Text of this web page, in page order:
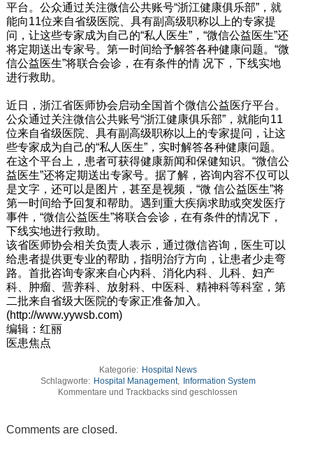
平台。公众通过关注微信公共账号“浙江健康俱乐部”，就
能向11位来自省级医院、具有副高级职称以上的专家提
问，让这些专家成为自己的“私人医生”，“微信公益医生”还
将定期送出专家号。第一时间给予解答各种健康问题。“微
信公益医生”将联合会诊，在有条件的情 况下，下线实地
进行救助。
近日，浙江省医师协会启动全国首个微信公益医疗平台。
公众通过关注微信公共账号“浙江健康俱乐部”，就能向11
位来自省级医院、具有副高级职称以上的专家提问，让这
些专家成为自己的“私人医生”，实时解答各种健康问题。
在这个平台上，患者可获得健康新闻和保健知识。“微信公
益医生”还将定期送出专家号。据了解，咨询内容不仅可以
是文字，还可以是图片，甚至是视频，“微 信公益医生”将
第一时间给予回复和帮助。遇到重大疾病求助或突发医疗
事件，“微信公益医生”将联合会诊，在有条件的情况下，
下线实地进行救助。
该省医师协会相关负责人表示，通过微信咨询，医生可以
给患者提供更专业的帮助，指明治疗方向，让患者少走弯
路。首批咨询专家来自心内科、消化内科、儿科、妇产
科、肿瘤、营养科、放射科、中医科、精神科等科室，第
二批来自省级大医院的专家正准备加入。
(http://www.yywsb.com)
编辑：红丽
医患焦点
Kategorie: Hospital News
Schlagworte: Hospital Management, Information System
Kommentare und Trackbacks sind geschlossen
Comments are closed.